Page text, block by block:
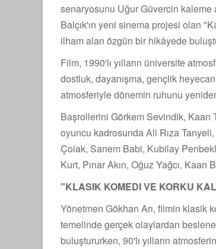
senaryosunu Uğur Güvercin
Balçık'ın yeni sinema projesi olan
ilham alan özgün bir hikâyede
Film, 1990'lı yılların üniversite
dostluk, dayanışma, gençlik
atmosferiyle dönemin ruhunu
Başrollerini Görkem Sevindik, Kaan
oyuncu kadrosunda Ali Rıza
Çolak, Sanem Babi, Kubilay
Kurt, Pınar Akın, Oğuz Yağcı,
"KLASIK KOMEDI VE KORKU
Yönetmen Gökhan Arı, filmin klasik
temelinde gerçek olaylardan
buluştururken, 90'lı yılların